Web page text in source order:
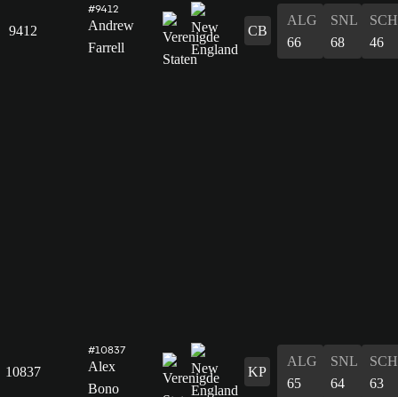
9412
#9412
Andrew
Farrell
CB
ALG
66
SNL
68
SCH
46
10837
#10837
Alex
Bono
KP
ALG
65
SNL
64
SCH
63